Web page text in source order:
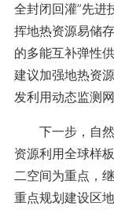
全封闭回灌”先进
挥地热资源易储
的多能互补弹性
建议加强地热资
发利用动态监测
下一步，自然
资源利用全球样
二空间为重点，
重点规划建设区